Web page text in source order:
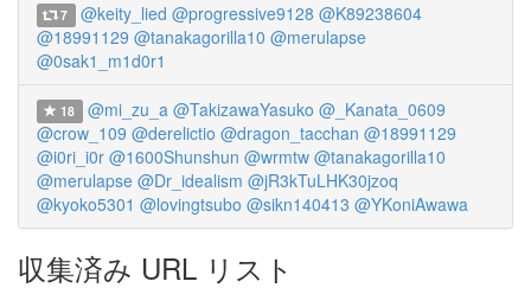
7 @keity_lied @progressive9128 @K89238604
@18991129 @tanakagorilla10 @merulapse
@0sak1_m1d0r1
18 @mi_zu_a @TakizawaYasuko @_Kanata_0609
@crow_109 @derelictio @dragon_tacchan @18991129
@i0ri_i0r @1600Shunshun @wrmtw @tanakagorilla10
@merulapse @Dr_idealism @jR3kTuLHK30jzoq
@kyoko5301 @lovingtsubo @sikn140413 @YKoniAwawa
収集済み URL リスト